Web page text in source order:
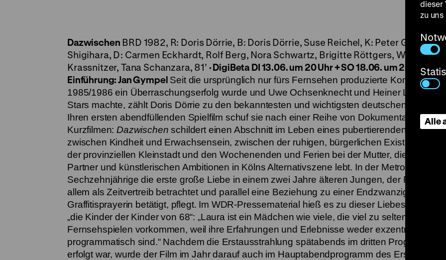
Dazwischen BRD 1982, R: Doris Dörrie, B: Doris Dörrie, Suse Reichel, K: Peter Gauhe,
Shigihara, D: Carmen Eckhardt, Rolf Berg, Nora Schwartz, Brigitte Röttgers, Wolfgang
Krassnitzer, Tana Schanzara, 81’ · DigiBeta DI 13.06. um 20 Uhr + SO 18.06. um 20.30 Uhr ·
Einführung: Jan Gympel Seit die ursprünglich nur fürs Fernsehen produzierte Komödie
1985/1986 ein Überraschungserfolg wurde und Uwe Ochsenknecht und Heiner
Stars machte, zählt Doris Dörrie zu den bekanntesten und wichtigsten deutschen
Ihren ersten abendfüllenden Spielfilm schuf sie nach einer Reihe von Dokumentationen
Kurzfilmen: Dazwischen schildert einen Abschnitt im Leben eines pubertierenden
zwischen Kindheit und Erwachsensein, zwischen der ruhigen, bürgerlichen Existenz beim
der provinziellen Kleinstadt und den Wochenenden und Ferien bei der Mutter, die mit
Partner und künstlerischen Ambitionen in Kölns Alternativszene lebt. In der Metropole findet
Sechzehnjährige die erste große Liebe in einem zwei Jahre älteren Jungen, der Frauen
allem als Zeitvertreib betrachtet und parallel eine Beziehung zu einer Endzwanzigerin, die
Graffitisprayerin betätigt, pflegt. Im WDR-Pressematerial hieß es zu dieser
„die Kinder der Kinder von 68“: „Laura ist ein Mädchen wie viele, die viel zu selten in Filmen
Fernsehspielen vorkommen, weil ihre Erfahrungen und Erlebnisse weder exzentrisch noch
programmatisch sind.“ Nachdem die Erstausstrahlung spätabends im dritten Programm
erfolgt war, wurde der Film im Jahr darauf auch im Hauptabendprogramm des Ersten
dieser
zu uns
Alle